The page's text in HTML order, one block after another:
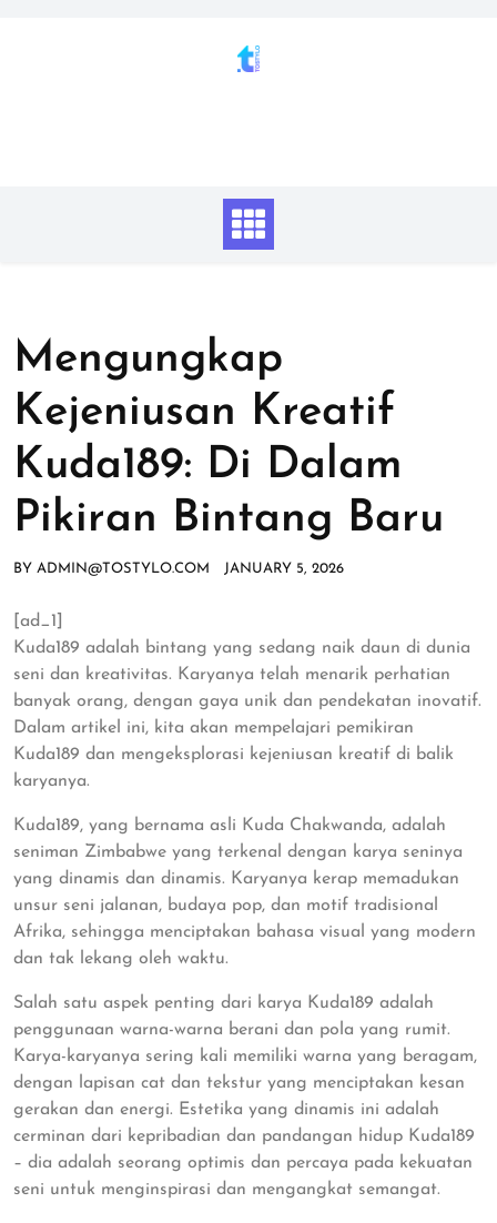
Mengungkap
Kejeniusan Kreatif
Kuda189: Di Dalam
Pikiran Bintang Baru
BY ADMIN@TOSTYLO.COM JANUARY 5, 2026
[ad_1]
Kuda189 adalah bintang yang sedang naik daun di dunia
seni dan kreativitas. Karyanya telah menarik perhatian
banyak orang, dengan gaya unik dan pendekatan inovatif.
Dalam artikel ini, kita akan mempelajari pemikiran
Kuda189 dan mengeksplorasi kejeniusan kreatif di balik
karyanya.
Kuda189, yang bernama asli Kuda Chakwanda, adalah
seniman Zimbabwe yang terkenal dengan karya seninya
yang dinamis dan dinamis. Karyanya kerap memadukan
unsur seni jalanan, budaya pop, dan motif tradisional
Afrika, sehingga menciptakan bahasa visual yang modern
dan tak lekang oleh waktu.
Salah satu aspek penting dari karya Kuda189 adalah
penggunaan warna-warna berani dan pola yang rumit.
Karya-karyanya sering kali memiliki warna yang beragam,
dengan lapisan cat dan tekstur yang menciptakan kesan
gerakan dan energi. Estetika yang dinamis ini adalah
cerminan dari kepribadian dan pandangan hidup Kuda189
– dia adalah seorang optimis dan percaya pada kekuatan
seni untuk menginspirasi dan mengangkat semangat.